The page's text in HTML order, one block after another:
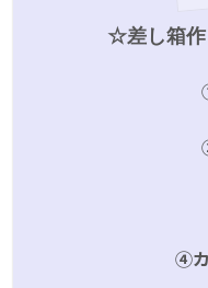
☆差し箱
④